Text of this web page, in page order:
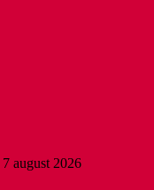
7 august 2026